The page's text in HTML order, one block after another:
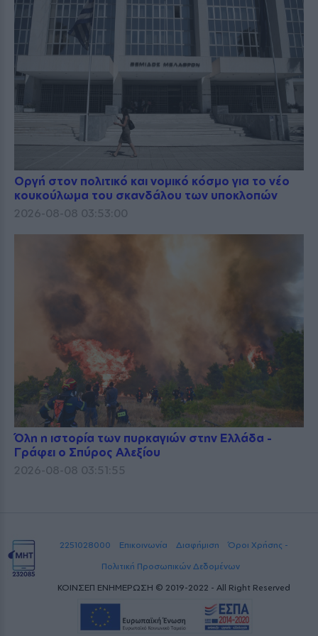
Οργή στον πολιτικό και νομικό κόσμο για το νέο
κουκούλωμα του σκανδάλου των υποκλοπών
2026-08-08 03:53:00
Όλη η ιστορία των πυρκαγιών στην Ελλάδα -
Γράφει ο Σπύρος Αλεξίου
2026-08-08 03:51:55
2251028000 Επικοινωνία Διαφήμιση
Όροι Χρήσης -
Πολιτική Προσωπικών Δεδομένων
ΚΟΙΝΣΕΠ ΕΝΗΜΕΡΩΣΗ © 2019-2022 - All Right Reserved